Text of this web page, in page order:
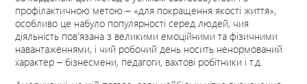
профілактичною метою – «для покращення якості життя»,
особливо це набуло популярності серед людей, чия
діяльність пов’язана з великими емоційними та фізичними
навантаженнями, і чий робочий день носить ненормований
характер – бізнесмени, педагоги, вахтові робітники і т.д.